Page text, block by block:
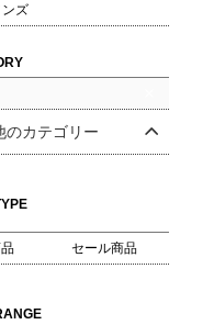
ズ
のカテゴリー
セール商品